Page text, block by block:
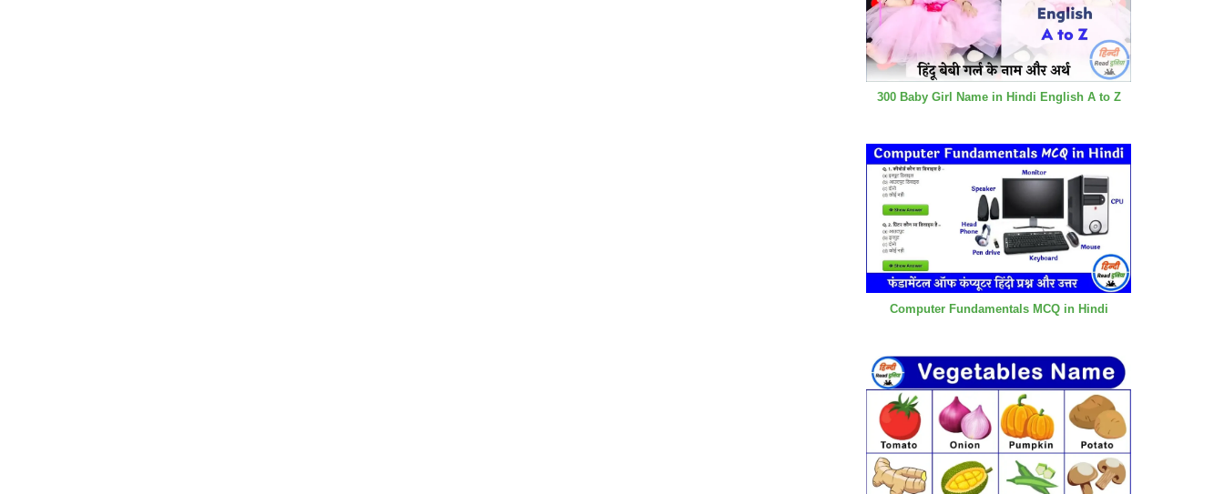
300 Baby Girl Name in Hindi English A to Z
Computer Fundamentals MCQ in Hindi